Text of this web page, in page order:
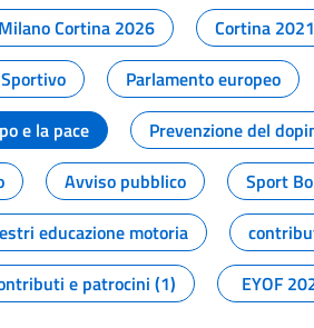
Milano Cortina 2026 Cortina 2021
Parlamento europeo
e la pace
Prevenzione del
Avviso pubblico Sport
educazione motoria
e patrocini (1) EYOF